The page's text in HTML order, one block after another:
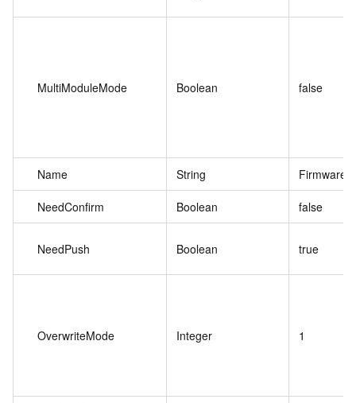
MultiModuleMode Boolean false
Name String Firmware2
NeedConfirm Boolean false
NeedPush Boolean true
OverwriteMode Integer 1